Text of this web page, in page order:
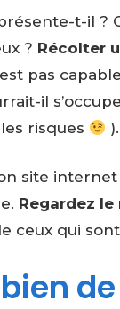
t-il ?
? Récolter
pas
il
risques
).
site
Regardez
ceux qui